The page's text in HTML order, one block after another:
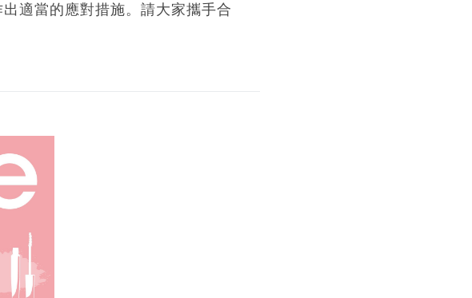
適當的應對措施。請大家攜手合